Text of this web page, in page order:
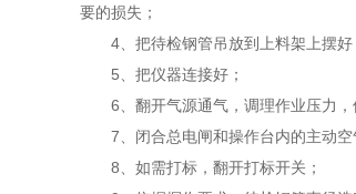
要的损失；
4、把待检钢管吊放到上料架上摆好
5、把仪器连接好；
6、翻开气源通气，调理作业压力，
7、闭合总电闸和操作台内的主动空
8、如需打标，翻开打标开关；